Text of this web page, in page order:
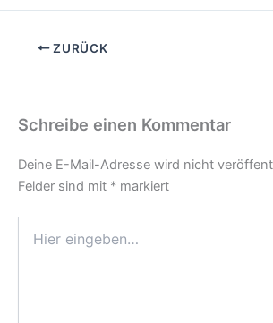
ZURÜCK
Schreibe einen Kommentar
Deine E-Mail-Adresse wird nicht
Felder sind mit * markiert
eingeben…